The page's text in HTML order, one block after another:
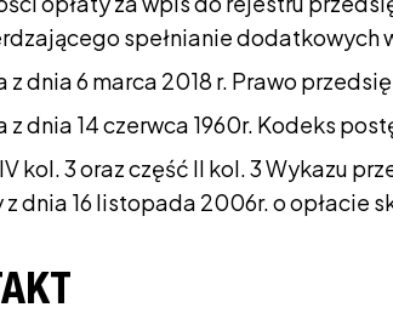
spełnianie dodatkowych
z dnia 6 marca 2018 r. Prawo
z dnia 14 czerwca 1960r. Kodeks
kol. 3 oraz część II kol. 3 Wykazu
z dnia 16 listopada 2006r. o opłacie